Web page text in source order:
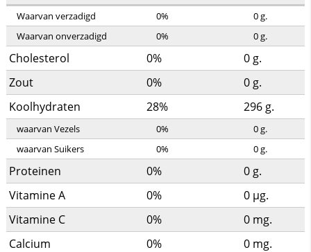
Waarvan verzadigd 0% 0g.
Waarvan onverzadigd
0% 0g.
Cholesterol 0% 0 g.
Zout
0% 0 g.
Koolhydraten
28% 296 g.
waarvan Vezels 0% 0g.
waarvan Suikers
0% 0g.
Proteinen 0% 0 g.
Vitamine A
0% 0 µg.
Vitamine C
0% 0 mg.
Calcium
0% 0 mg.